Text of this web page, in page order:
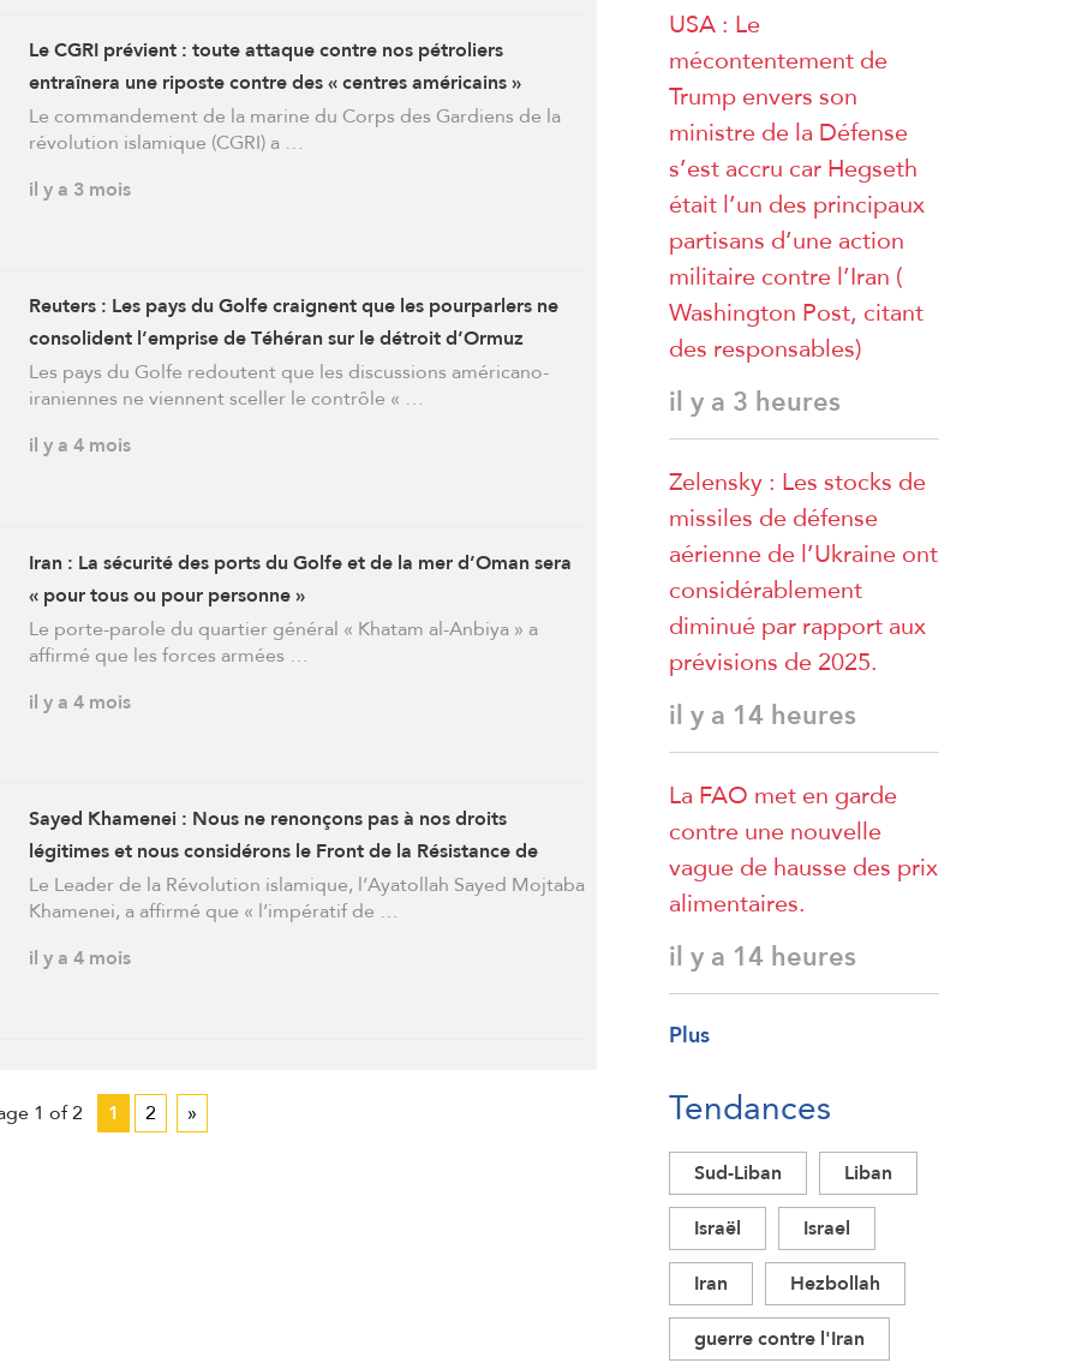
Le CGRI prévient : toute attaque contre nos pétroliers
entraînera une riposte contre des « centres américains »
Le commandement de la marine du Corps des Gardiens de la
révolution islamique (CGRI) a …
il y a 3 mois
Reuters : Les pays du Golfe craignent que les pourparlers ne
consolident l’emprise de Téhéran sur le détroit d’Ormuz
Les pays du Golfe redoutent que les discussions américano-
iraniennes ne viennent sceller le contrôle « …
il y a 4 mois
Iran : La sécurité des ports du Golfe et de la mer d’Oman sera
« pour tous ou pour personne »
Le porte-parole du quartier général « Khatam al-Anbiya » a
affirmé que les forces armées …
il y a 4 mois
Sayed Khamenei : Nous ne renonçons pas à nos droits
légitimes et nous considérons le Front de la Résistance de
manière unifiée
Le Leader de la Révolution islamique, l’Ayatollah Sayed Mojtaba
Khamenei, a affirmé que « l’impératif de …
il y a 4 mois
1 of 2 1 2 »
USA : Le
mécontentement de
Trump envers son
ministre de la Défense
s’est accru car Hegseth
était l’un des principaux
partisans d’une action
militaire contre l’Iran (
Washington Post, citant
des responsables)
il y a 3 heures
Zelensky : Les stocks de
missiles de défense
aérienne de l’Ukraine ont
considérablement
diminué par rapport aux
prévisions de 2025.
il y a 14 heures
La FAO met en garde
contre une nouvelle
vague de hausse des prix
alimentaires.
il y a 14 heures
Plus
Tendances
Sud-Liban
Liban
Israël
Israel
Iran
Hezbollah
guerre contre l'Iran